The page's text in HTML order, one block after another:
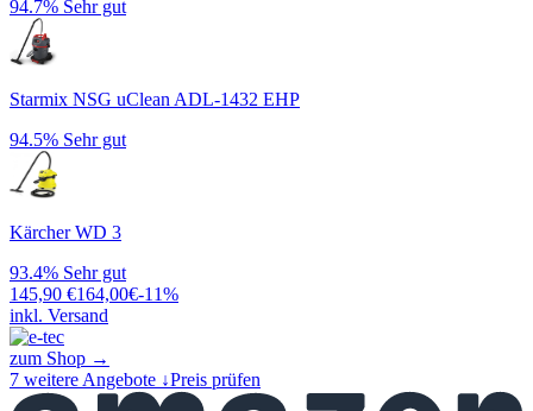
94.7% Sehr gut
Starmix NSG uClean ADL-1432 EHP
94.5% Sehr gut
Kärcher WD 3
93.4% Sehr gut
145,90 €164,00€-11%
inkl. Versand
zum Shop →
7 weitere Angebote ↓Preis prüfen